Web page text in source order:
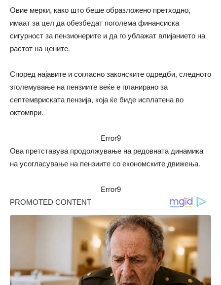
Овие мерки, како што беше образложено претходно,
имаат за цел да обезбедат поголема финансиска
сигурност за пензионерите и да го ублажат влијанието на
растот на цените.
Според најавите и согласно законските одредби, следното
зголемување на пензиите веќе е планирано за
септемвриската пензија, која ќе биде исплатена во
октомври.
Error9
Ова претставува продолжување на редовната динамика
на усогласување на пензиите со економските движења.
Error9